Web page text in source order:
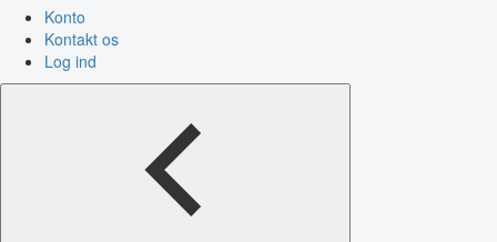
Konto
Kontakt os
Log ind